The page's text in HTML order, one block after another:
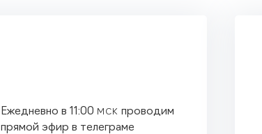
Ежедневно в 11:00 МСК проводим
прямой эфир в телеграме